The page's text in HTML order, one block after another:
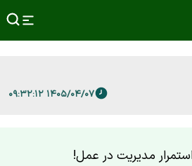
۱۴۰۵/۰۴/۰۷ ۰۹:۳۲:۱۲
مدیریت در عمل!